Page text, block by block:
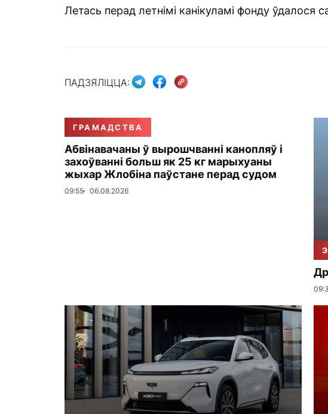
Летась перад летнімі канікуламі фонду ўдалося
ПАДЗЯЛІЦЦА:
ГРАМАДСТВА
Абвінавачаны ў вырошчванні канопляў і
захоўванні больш як 25 кг марыхуаны
жыхар Жлобіна паўстане перад судом
09:55 06.08.2026